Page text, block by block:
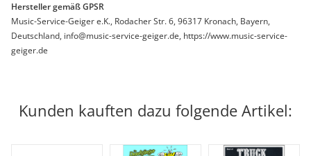
Hersteller gemäß GPSR
Music-Service-Geiger e.K., Rodacher Str. 6, 96317 Kronach, Bayern,
Deutschland, info@music-service-geiger.de, https://www.music-service-
geiger.de
Kunden kauften dazu folgende Artikel: